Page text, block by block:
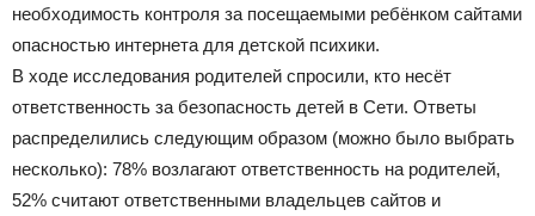
необходимость контроля за посещаемыми ребёнком сайтами
опасностью интернета для детской психики.
В ходе исследования родителей спросили, кто несёт
ответственность за безопасность детей в Сети. Ответы
распределились следующим образом (можно было выбрать
несколько): 78% возлагают ответственность на родителей,
52% считают ответственными владельцев сайтов и